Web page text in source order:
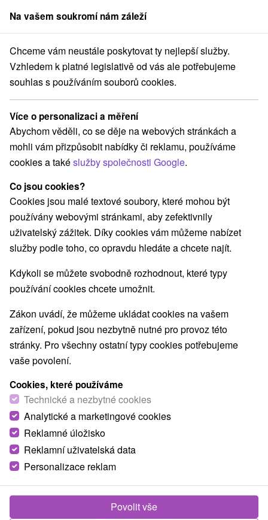
člen skupinySorger
Východné Slovensko Prešovský kraj Spišské Podhradie
Penzióny Spišské Podhradie
Kategorie
Všechny kategorie
Penzióny (3)
Vyberte lokalitu nebo termín
VŠECHNY NEJLEVNĚJŠÍ NEJDRAŽŠÍ
Penzión Podzámok Spišské Podhradie
Spišské Podhradie
Penzión pod Spišským hradom v historickom mestečku
Na vašem soukromí nám záleží
Chceme vám neustále poskytovat ty nejlepší služby.
Vzhledem k platné legislativě od vás ale potřebujeme
souhlas s používáním souborů cookies.
Více o personalizaci a měření
Abychom věděli, co se děje na webových stránkách a
mohli vám přizpůsobit nabídky či reklamu, používáme
cookies a takéslužby společnosti Google.
Co jsou cookies?
Cookies jsou malé textové soubory, které mohou být
používány webovými stránkami, aby zefektivnily
uživatelský zážitek. Díky cookies vám můžeme nabízet
služby podle toho, co opravdu hledáte a chcete najít.
Kdykoli se můžete svobodně rozhodnout, které typy
používání cookies chcete umožnit.
Zákon uvádí, že můžeme ukládat cookies na vašem
zařízení, pokud jsou nezbytně nutné pro provoz této
stránky. Pro všechny ostatní typy cookies potřebujeme
vaše povolení.
Cookies, které používáme
Technické a nezbytné cookies
Analytické a marketingové cookies
Reklamné úložisko
Reklamní uživatelská data
Personalizace reklam
Povolit vše